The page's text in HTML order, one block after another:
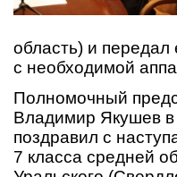
область) и передал
с необходимой
Полномочный
Владимир Якушев в
поздравил с
7 класса средней